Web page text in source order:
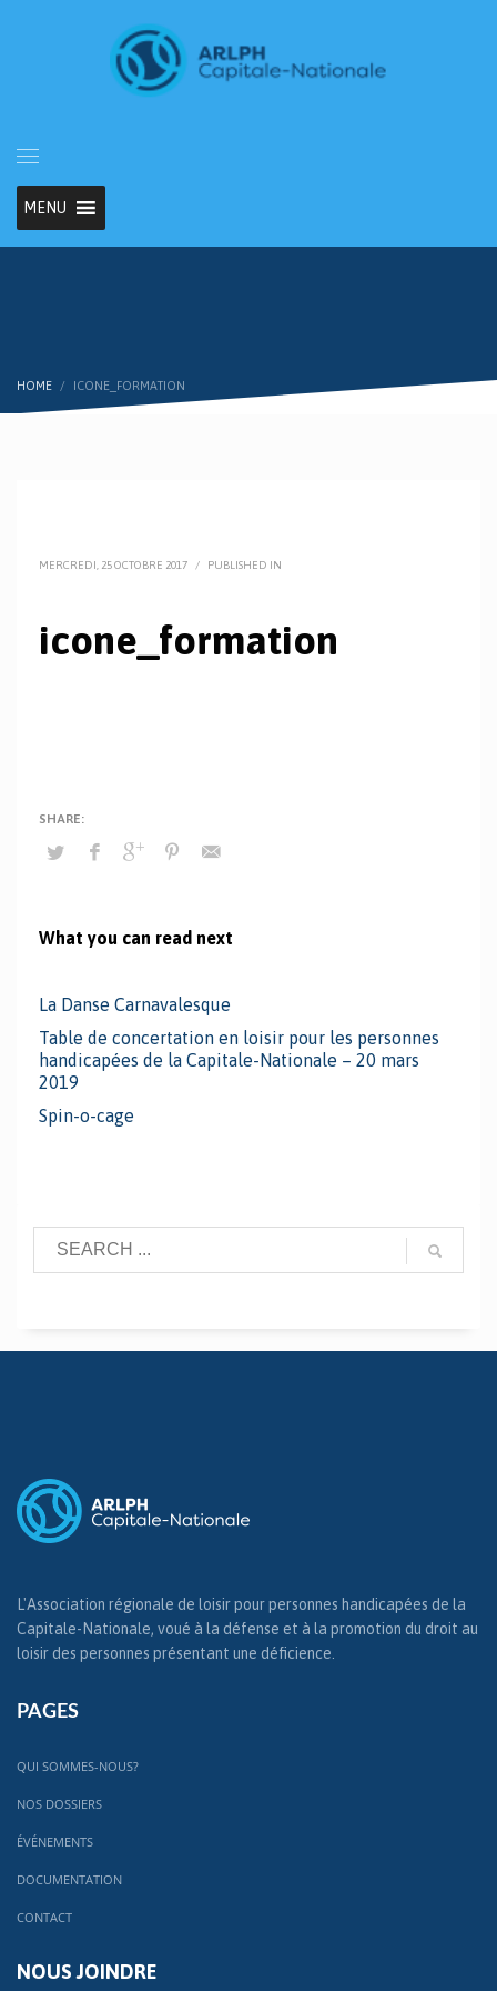
MENU
HOME ICONE_FORMATION
MERCREDI, 25 OCTOBRE 2017 / PUBLISHED IN
icone_formation
What you can read next
La Danse Carnavalesque
Table de concertation en loisir pour les personnes
handicapées de la Capitale-Nationale – 20 mars
2019
Spin-o-cage
L'Association régionale de loisir pour personnes handicapées de la
Capitale-Nationale, voué à la défense et à la promotion du droit au
loisir des personnes présentant une déficience.
PAGES
QUI SOMMES-NOUS?
NOS DOSSIERS
ÉVÉNEMENTS
DOCUMENTATION
CONTACT
NOUS JOINDRE